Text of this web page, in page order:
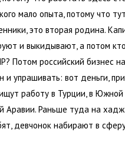
мало опыта, потому что
это вторая родина.
и выкидывают, а потом
Потом российский бизнес
и упрашивать: вот деньги,
работу в Турции, в Южной
Аравии. Раньше туда на хадж
девчонок набирают в сферу